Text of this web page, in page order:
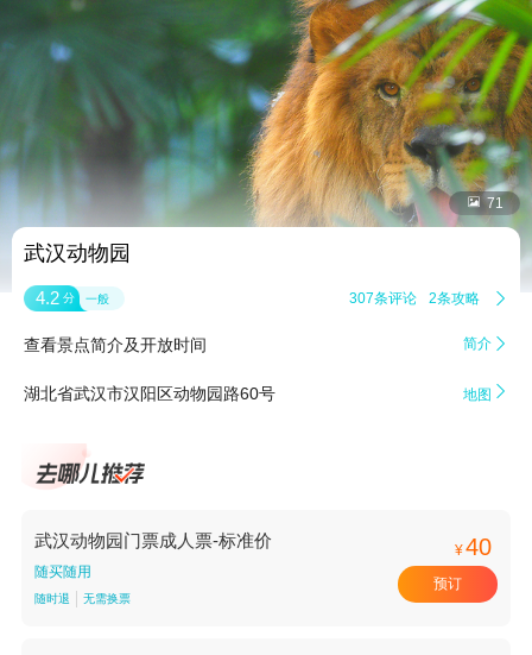
 71
武汉动物园
4.2 分 一般 307条评论 2条攻略 
查看景点简介及开放时间 简介 
湖北省武汉市汉阳区动物园路60号 地图 
武汉动物园门票成人票-标准价
随买随用
随时退 无需换票
¥40
预订
